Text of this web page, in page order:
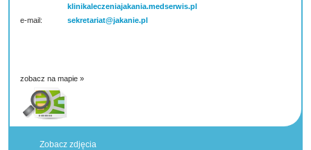
klinikaleczeniajakania.medserwis.pl
e-mail:
sekretariat@jakanie.pl
zobacz na mapie »
Zobacz zdjęcia